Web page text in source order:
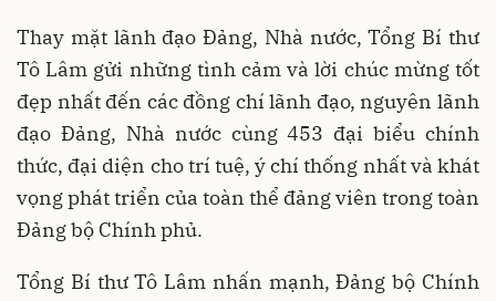
Thay mặt lãnh đạo Đảng, Nhà nước, Tổng Bí thư
Tô Lâm gửi những tình cảm và lời chúc mừng tốt
đẹp nhất đến các đồng chí lãnh đạo, nguyên lãnh
đạo Đảng, Nhà nước cùng 453 đại biểu chính
thức, đại diện cho trí tuệ, ý chí thống nhất và khát
vọng phát triển của toàn thể đảng viên trong toàn
Đảng bộ Chính phủ.
Tổng Bí thư Tô Lâm nhấn mạnh, Đảng bộ Chính